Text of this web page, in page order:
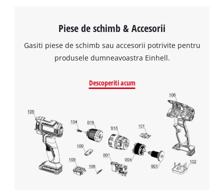
Piese de schimb & Accesorii
Gasiti piese de schimb sau accesorii potrivite pentru
produsele dumneavoastra Einhell.
Descoperiti acum